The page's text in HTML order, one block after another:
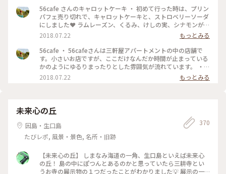
56cafe さんのキャロットケーキ ・ 初めて行った時は、プリン
パフェ売り切れで、キャロットケーキと、ストロベリーソーダ
にしました❤️ ラムレーズン、くるみ、けしの実、シナモンが入
っていて、チーズクリームが絶妙にマッチ❤️キャロットケーキ
もかなりオススメです(≧∀≦)このケーキを食べれてよかった
✨ ・ 他にメニューはラムレーズンのチーズケーキ(お酒強め)
や、ラム酒アイスの大人パフェもラムレーズン好きとしてはか
なり気になりましたが、妊婦のため我慢しました💦 苔パフェ
も人気です✨美味しそうなスイーツいっぱいで迷う事間違いな
しです(≧∀≦) ・ #56cafe #カフェ部 #広島県 #尾道 #ことり
2018.07.22
もっとみる
56cafe ・ 56cafeさんは三軒屋アパートメントの中の店舗で
す。小さいお店ですが、ここだけなんだか時間が止まっている
かのようにゆるりまったりとした雰囲気が流れています。 ・
他に、尾道レコードさんや、ほぐしサロン、卓球天狗プレイ
場、古物屋さんなどの店舗が入ってます。 散策するのも楽しか
夏色さがし
2018.07.22 もっとみる
未来心の丘
因島・生口島
たびレポ, 風景・景色, 名所・旧跡
370
【未来心の丘】 しまなみ海道の一角、生口島といえば未来心
の丘！ 島の中にぽつんとあるのかと思っていたら三耕寺とい
うお寺の展示物の１つだったことがわかりました💡 展示の一